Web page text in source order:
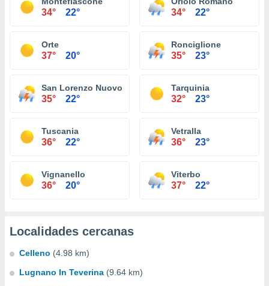
34° 22° 34° 22°
Orte
37° 20°
Ronciglione
35° 23°
San Lorenzo Nuovo
35° 22°
Tarquinia
32° 23°
Tuscania
36° 22°
Vetralla
36° 23°
Vignanello
36° 20°
Viterbo
37° 22°
Localidades cercanas
Celleno (4.98 km)
Lugnano In Teverina (9.64 km)